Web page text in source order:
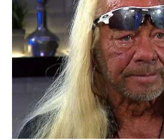
neugoda znak su da je vrijeme
konzultaciju s liječnikom.
Ne gomilajte odjeću u košari–
perite što prije kako biste
Donje rublje je osnovna, ali
higijene. Bez obzira na to jeste li
mirniji život,pravilo svakodnevne